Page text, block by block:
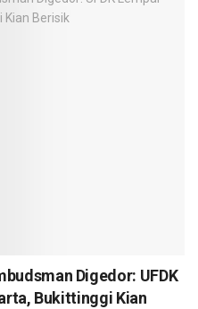
Digedor: UFDK
Bukittinggi Kian